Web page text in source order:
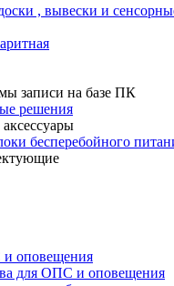
, вывески и
записи на базе ПК
решения
бесперебойного
оповещения
для ОПС и оповещения